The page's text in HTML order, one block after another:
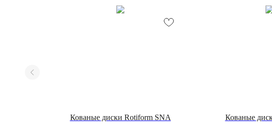
Кованые диски Rotiform SNA Кованые